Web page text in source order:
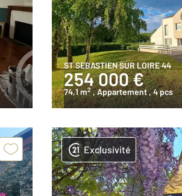
ST SEBASTIEN SUR LOIRE 44
254 000 €
74,1 m2 , Appartement, 4 pcs
Exclusivité